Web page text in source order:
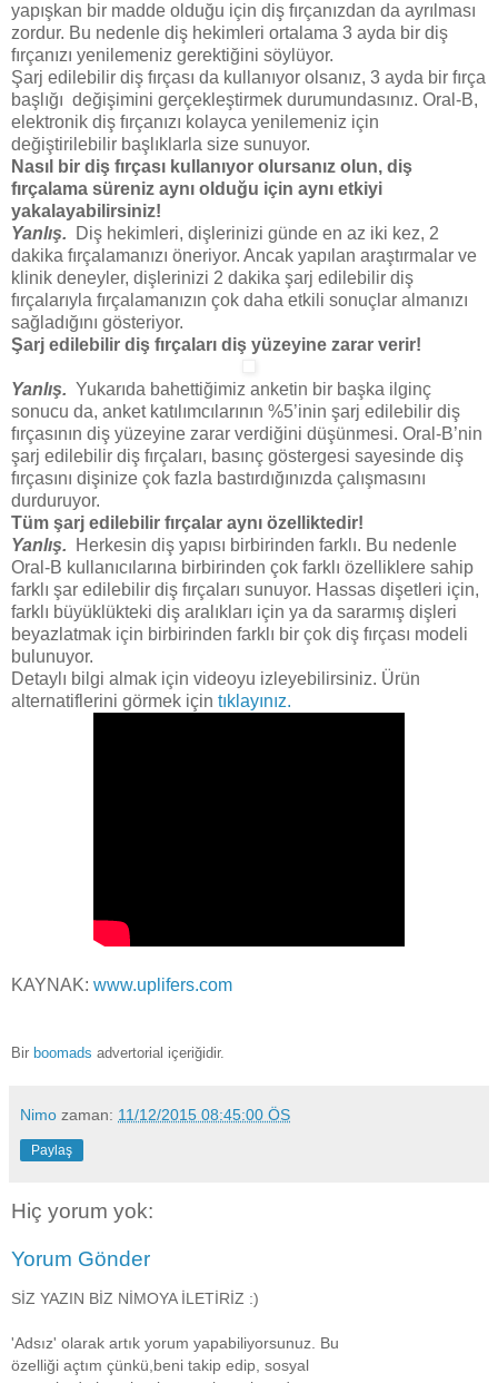
yapışkan bir madde olduğu için diş fırçanızdan da ayrılması
zordur. Bu nedenle diş hekimleri ortalama 3 ayda bir diş
fırçanızı yenilemeniz gerektiğini söylüyor.
Şarj edilebilir diş fırçası da kullanıyor olsanız, 3 ayda bir fırça
başlığı değişimini gerçekleştirmek durumundasınız. Oral-B,
elektronik diş fırçanızı kolayca yenilemeniz için
değiştirilebilir başlıklarla size sunuyor.
Nasıl bir diş fırçası kullanıyor olursanız olun, diş
fırçalama süreniz aynı olduğu için aynı etkiyi
yakalayabilirsiniz!
Yanlış. Diş hekimleri, dişlerinizi günde en az iki kez, 2
dakika fırçalamanızı öneriyor. Ancak yapılan araştırmalar ve
klinik deneyler, dişlerinizi 2 dakika şarj edilebilir diş
fırçalarıyla fırçalamanızın çok daha etkili sonuçlar almanızı
sağladığını gösteriyor.
Şarj edilebilir diş fırçaları diş yüzeyine zarar verir!
Yanlış. Yukarıda bahettiğimiz anketin bir başka ilginç
sonucu da, anket katılımcılarının %5’inin şarj edilebilir diş
fırçasının diş yüzeyine zarar verdiğini düşünmesi. Oral-B’nin
şarj edilebilir diş fırçaları, basınç göstergesi sayesinde diş
fırçasını dişinize çok fazla bastırdığınızda çalışmasını
durduruyor.
Tüm şarj edilebilir fırçalar aynı özelliktedir!
Yanlış. Herkesin diş yapısı birbirinden farklı. Bu nedenle
Oral-B kullanıcılarına birbirinden çok farklı özelliklere sahip
farklı şar edilebilir diş fırçaları sunuyor. Hassas dişetleri için,
farklı büyüklükteki diş aralıkları için ya da sararmış dişleri
beyazlatmak için birbirinden farklı bir çok diş fırçası modeli
bulunuyor.
Detaylı bilgi almak için videoyu izleyebilirsiniz. Ürün
alternatiflerini görmek için tıklayınız.
KAYNAK: www.uplifers.com
Bir boomads advertorial içeriğidir.
Nimo zaman: 11/12/2015 08:45:00 ÖS
Paylaş
Hiç yorum yok:
Yorum Gönder
SİZ YAZIN BİZ NİMOYA İLETİRİZ :)
'Adsız' olarak artık yorum yapabiliyorsunuz. Bu
özelliği açtım çünkü,beni takip edip, sosyal